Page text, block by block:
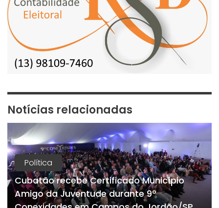
Notícias relacionadas
Política
Cubatão recebe Certificado Município
Amigo da Juventude durante 9º